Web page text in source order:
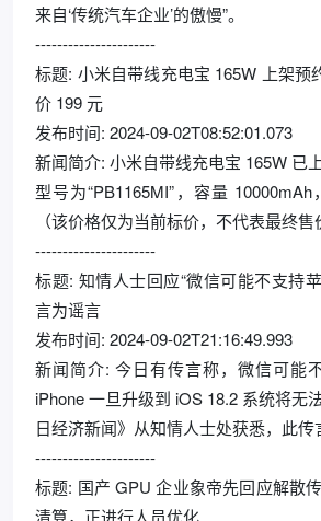
来自‘传统汽车企业’的傲慢”。
----------------------
标题: 小米自带线充电宝 165W 上架预
价 199 元
发布时间: 2024-09-02T08:52:01.073
新闻简介: 小米自带线充电宝 165W 已
型号为“PB1165MI”，容量
（该价格仅为当前标价，不代表最终售
----------------------
标题: 知情人士回应“微信可能不支持
言为谣言
发布时间: 2024-09-02T21:16:49.993
新闻简介: 今日有传言称，微信可能不
iPhone 一旦升级到 iOS 18.2 系统将无
日经济新闻》从知情人士处获悉，此传
----------------------
标题: 国产 GPU 企业象帝先回应解散
清算，正进行人员优化